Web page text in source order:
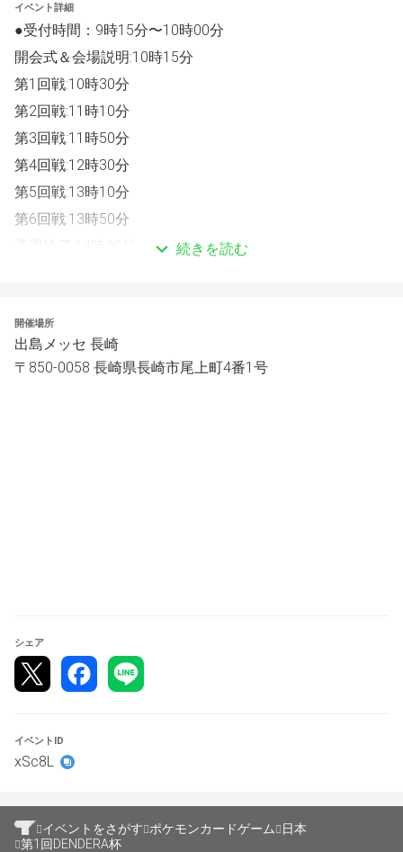
イベント詳細
●受付時間：9時15分〜10時00分
開会式＆会場説明:10時15分
第1回戦:10時30分
第2回戦:11時10分
第3回戦:11時50分
第4回戦:12時30分
第5回戦:13時10分
第6回戦:13時50分
準決勝:15時45分
決勝:16時20分
3位・・BOX1箱+文明堂DENDERAカステラ
4位・・15パック(ものによっては5-10に変動します)
続きを読む
開催場所
出島メッセ 長崎
〒850-0058 長崎県長崎市尾上町4番1号
シェア
イベントID
xSc8L
イベントをさがす ポケモンカードゲーム
日本
第1回DENDERA杯